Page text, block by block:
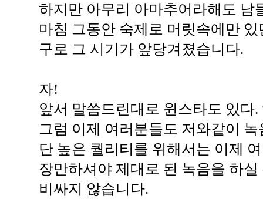
하지만 아무리 아마추어라해도 남
마침 그동안 숙제로 머릿속에만
구로 그 시기가 앞당겨졌습니다.
자!
앞서 말씀드린대로 윈스타도 있다
그럼 이제 여러분들도 저와같이
단 높은 퀄리티를 위해서는 이제
장만하셔야 제대로 된 녹음을 하실
비싸지 않습니다.